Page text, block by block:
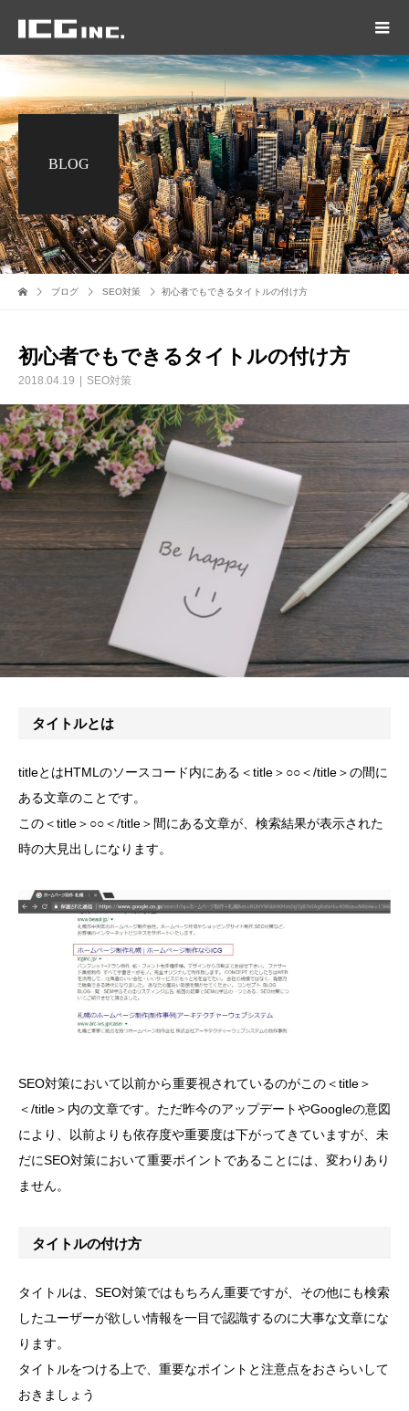
BLOG
ブログ SEO対策 初心者でもできるタイトルの付け方
初心者でもできるタイトルの付け方
2018.04.19 SEO対策
タイトルとは
titleとはHTMLのソースコード内にある＜title＞○○＜/title＞の間に
ある文章のことです。
この＜title＞○○＜/title＞間にある文章が、検索結果が表示された
時の大見出しになります。
SEO対策において以前から重要視されているのがこの＜title＞
＜/title＞内の文章です。ただ昨今のアップデートやGoogleの意図
により、以前よりも依存度や重要度は下がってきていますが、未
だにSEO対策において重要ポイントであることには、変わりあり
ません。
タイトルの付け方
タイトルは、SEO対策ではもちろん重要ですが、その他にも検索
したユーザーが欲しい情報を一目で認識するのに大事な文章にな
ります。
タイトルをつける上で、重要なポイントと注意点をおさらいして
おきましょう